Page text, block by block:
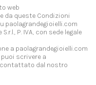
web
da queste Condizioni
paolagrandegioielli.com
P. IVA, con sede legale
a paolagrandegioielli.com
scrivere a
contattato dal nostro